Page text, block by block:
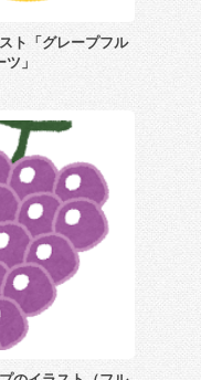
ト「グレープフル
ツ」